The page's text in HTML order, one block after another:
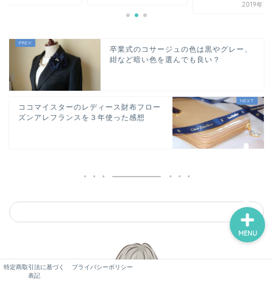
2019年1
卒業式のコサージュの色は黒やグレー、
紺など暗い色を選んでも良い？
ココマイスターのレディース財布フロー
ズンアレフランスを３年使った感想
特定商取引法に基づく
表記
プライバシーポリシー
MENU
未分類
バイバイ品
捨てる論